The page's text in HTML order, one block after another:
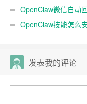
OpenClaw微信自动
OpenClaw技能怎么
发表我的评论